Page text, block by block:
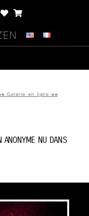
Galerie en ligne »»
Anonyme Nu Dans